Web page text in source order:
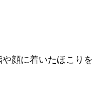
顔に着いたほこりを